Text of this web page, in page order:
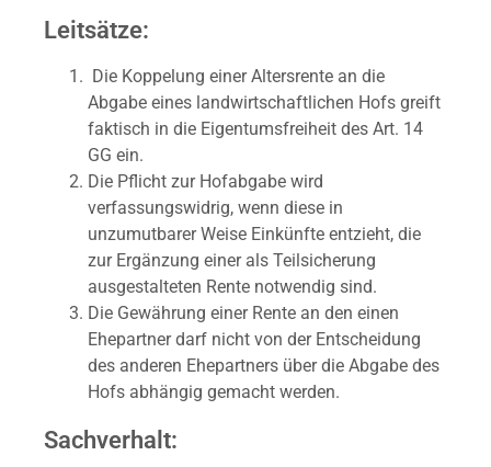
Leitsätze:
Die Koppelung einer Altersrente an die
Abgabe eines landwirtschaftlichen Hofs greift
faktisch in die Eigentumsfreiheit des Art. 14
GG ein.
Die Pflicht zur Hofabgabe wird
verfassungswidrig, wenn diese in
unzumutbarer Weise Einkünfte entzieht, die
zur Ergänzung einer als Teilsicherung
ausgestalteten Rente notwendig sind.
Die Gewährung einer Rente an den einen
Ehepartner darf nicht von der Entscheidung
des anderen Ehepartners über die Abgabe des
Hofs abhängig gemacht werden.
Sachverhalt: